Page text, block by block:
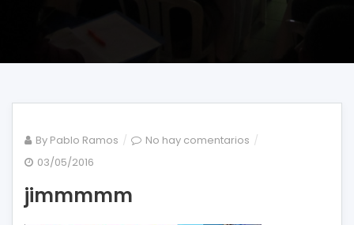
By Pablo Ramos No hay comentarios en
03/05/2016
jimmmmm